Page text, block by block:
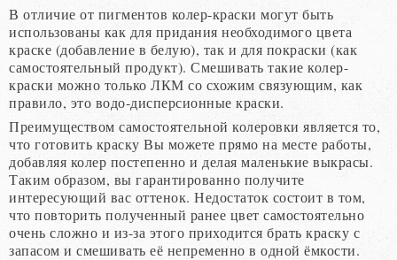
В отличие от пигментов колер-краски могут быть
использованы как для придания необходимого цвета
краске (добавление в белую), так и для покраски (как
самостоятельный продукт). Смешивать такие колер-
краски можно только ЛКМ со схожим связующим, как
правило, это водо-дисперсионные краски.
Преимуществом самостоятельной колеровки является то,
что готовить краску Вы можете прямо на месте работы,
добавляя колер постепенно и делая маленькие выкрасы.
Таким образом, вы гарантированно получите
интересующий вас оттенок. Недостаток состоит в том,
что повторить полученный ранее цвет самостоятельно
очень сложно и из-за этого приходится брать краску с
запасом и смешивать её непременно в одной ёмкости.